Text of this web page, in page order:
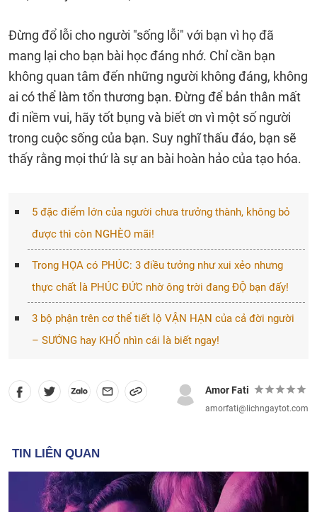
Đừng đổ lỗi cho người "sống lỗi" với bạn vì họ đã
mang lại cho bạn bài học đáng nhớ. Chỉ cần bạn
không quan tâm đến những người không đáng, không
ai có thể làm tổn thương bạn. Đừng để bản thân mất
đi niềm vui, hãy tốt bụng và biết ơn vì một số người
trong cuộc sống của bạn. Suy nghĩ thấu đáo, bạn sẽ
thấy rằng mọi thứ là sự an bài hoàn hảo của tạo hóa.
5 đặc điểm lớn của người chưa trưởng thành, không bỏ
được thì còn NGHÈO mãi!
Trong HỌA có PHÚC: 3 điều tưởng như xui xẻo nhưng
thực chất là PHÚC ĐỨC nhờ ông trời đang ĐỘ bạn đấy!
3 bộ phận trên cơ thể tiết lộ VẬN HẠN của cả đời người
– SƯỚNG hay KHỔ nhìn cái là biết ngay!
Amor Fati
amorfati@lichngaytot.com